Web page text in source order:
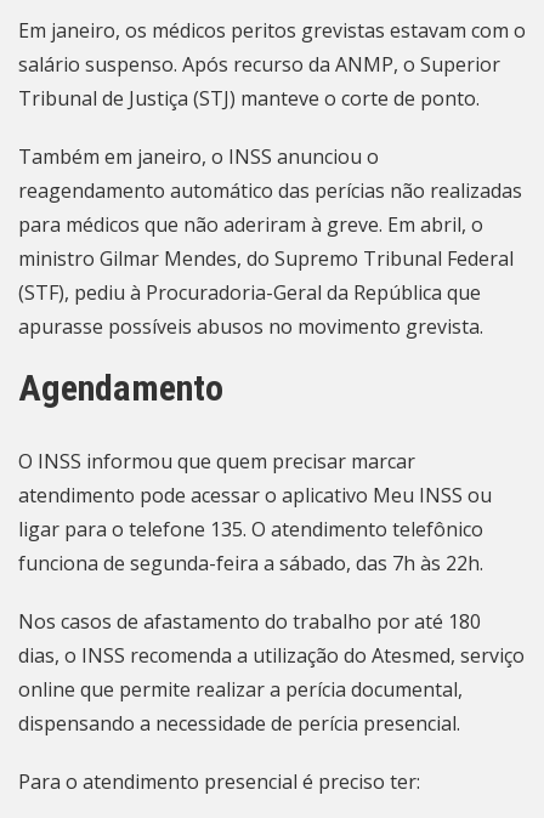
Em janeiro, os médicos peritos grevistas estavam com o
salário suspenso. Após recurso da ANMP, o Superior
Tribunal de Justiça (STJ) manteve o corte de ponto.
Também em janeiro, o INSS anunciou o
reagendamento automático das perícias não realizadas
para médicos que não aderiram à greve. Em abril, o
ministro Gilmar Mendes, do Supremo Tribunal Federal
(STF), pediu à Procuradoria-Geral da República que
apurasse possíveis abusos no movimento grevista.
Agendamento
O INSS informou que quem precisar marcar
atendimento pode acessar o aplicativo Meu INSS ou
ligar para o telefone 135. O atendimento telefônico
funciona de segunda-feira a sábado, das 7h às 22h.
Nos casos de afastamento do trabalho por até 180
dias, o INSS recomenda a utilização do Atesmed, serviço
online que permite realizar a perícia documental,
dispensando a necessidade de perícia presencial.
Para o atendimento presencial é preciso ter: